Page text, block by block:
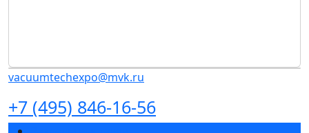
vacuumtechexpo@mvk.ru
+7 (495) 846-16-56